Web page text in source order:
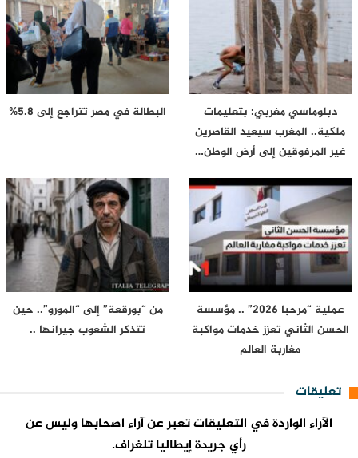
دبلوماسي مغربي: بتعليمات
ملكية.. المغرب سيعيد القاصرين
غير المرفوقين إلى أرض الوطن…
البطالة في مصر تتراجع إلى 5.8%
عملية “مرحبا 2026” .. مؤسسة
الحسن الثاني تعزز خدمات مواكبة
مغاربة العالم
من “بورقعة” إلى “المورو”.. حين
تتذكر الشعوب جيرانها ..
تعليقات
الآراء الواردة في التعليقات تعبر عن آراء اصحابها وليس عن
رأي جريدة إيطاليا تلغراف.